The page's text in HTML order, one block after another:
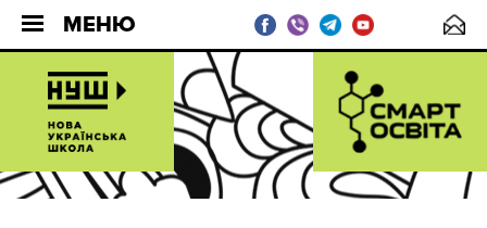
МЕНЮ